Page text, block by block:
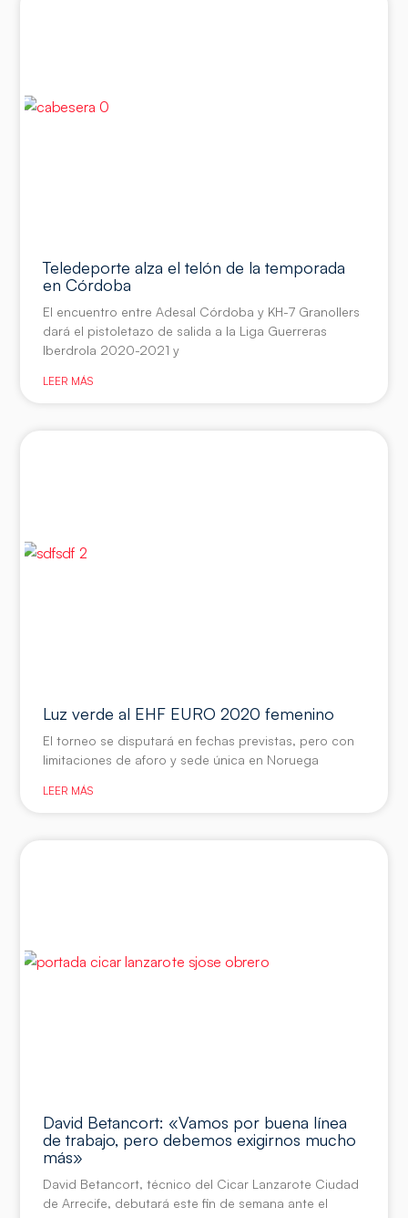
Teledeporte alza el telón de la temporada
en Córdoba
El encuentro entre Adesal Córdoba y KH-7 Granollers
dará el pistoletazo de salida a la Liga Guerreras
Iberdrola 2020-2021 y
LEER MÁS
Luz verde al EHF EURO 2020 femenino
El torneo se disputará en fechas previstas, pero con
limitaciones de aforo y sede única en Noruega
LEER MÁS
David Betancort: «Vamos por buena línea
de trabajo, pero debemos exigirnos mucho
más»
David Betancort, técnico del Cicar Lanzarote Ciudad
de Arrecife, debutará este fin de semana ante el